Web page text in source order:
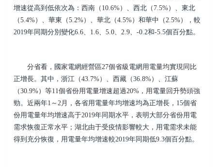
增速從高到低依次為：西南（10.6%）、西北（7.5%）、東北
（5.4%）、華東（5.2%）、華北（4.5%）和華中（2.5%），較
2019年同期分別變化6.6、1.6、5.0、2.9、-0.2和-5.5個百分點。
分省看，國家電網經營區27個省級電網用電量均實現同比
正增長。其中，浙江（43.7%）、西藏（36.8%）、江蘇
（30.9%）等11個省份用電量增速超過20%，用電量回升勢頭強
勁。近兩年1～2月，各省用電量年均增速均為正增長，15個省
份用電量年均增速高于2019年同期水平，表明大部分省份用電
需求恢復正常水平；湖北由于受疫情影響較大，用電需求未能
得到充分恢復，用電量年均增速較2019年同期低9.3個百分點。